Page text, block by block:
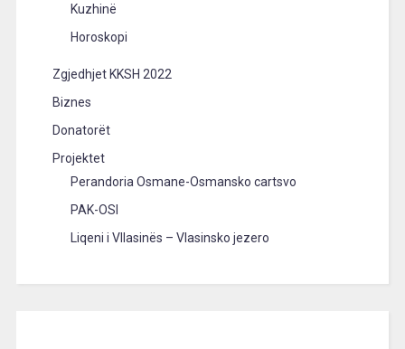
Kuzhinë
Horoskopi
Zgjedhjet KKSH 2022
Biznes
Donatorët
Projektet
Perandoria Osmane-Osmansko cartsvo
PAK-OSI
Liqeni i Vllasinës – Vlasinsko jezero